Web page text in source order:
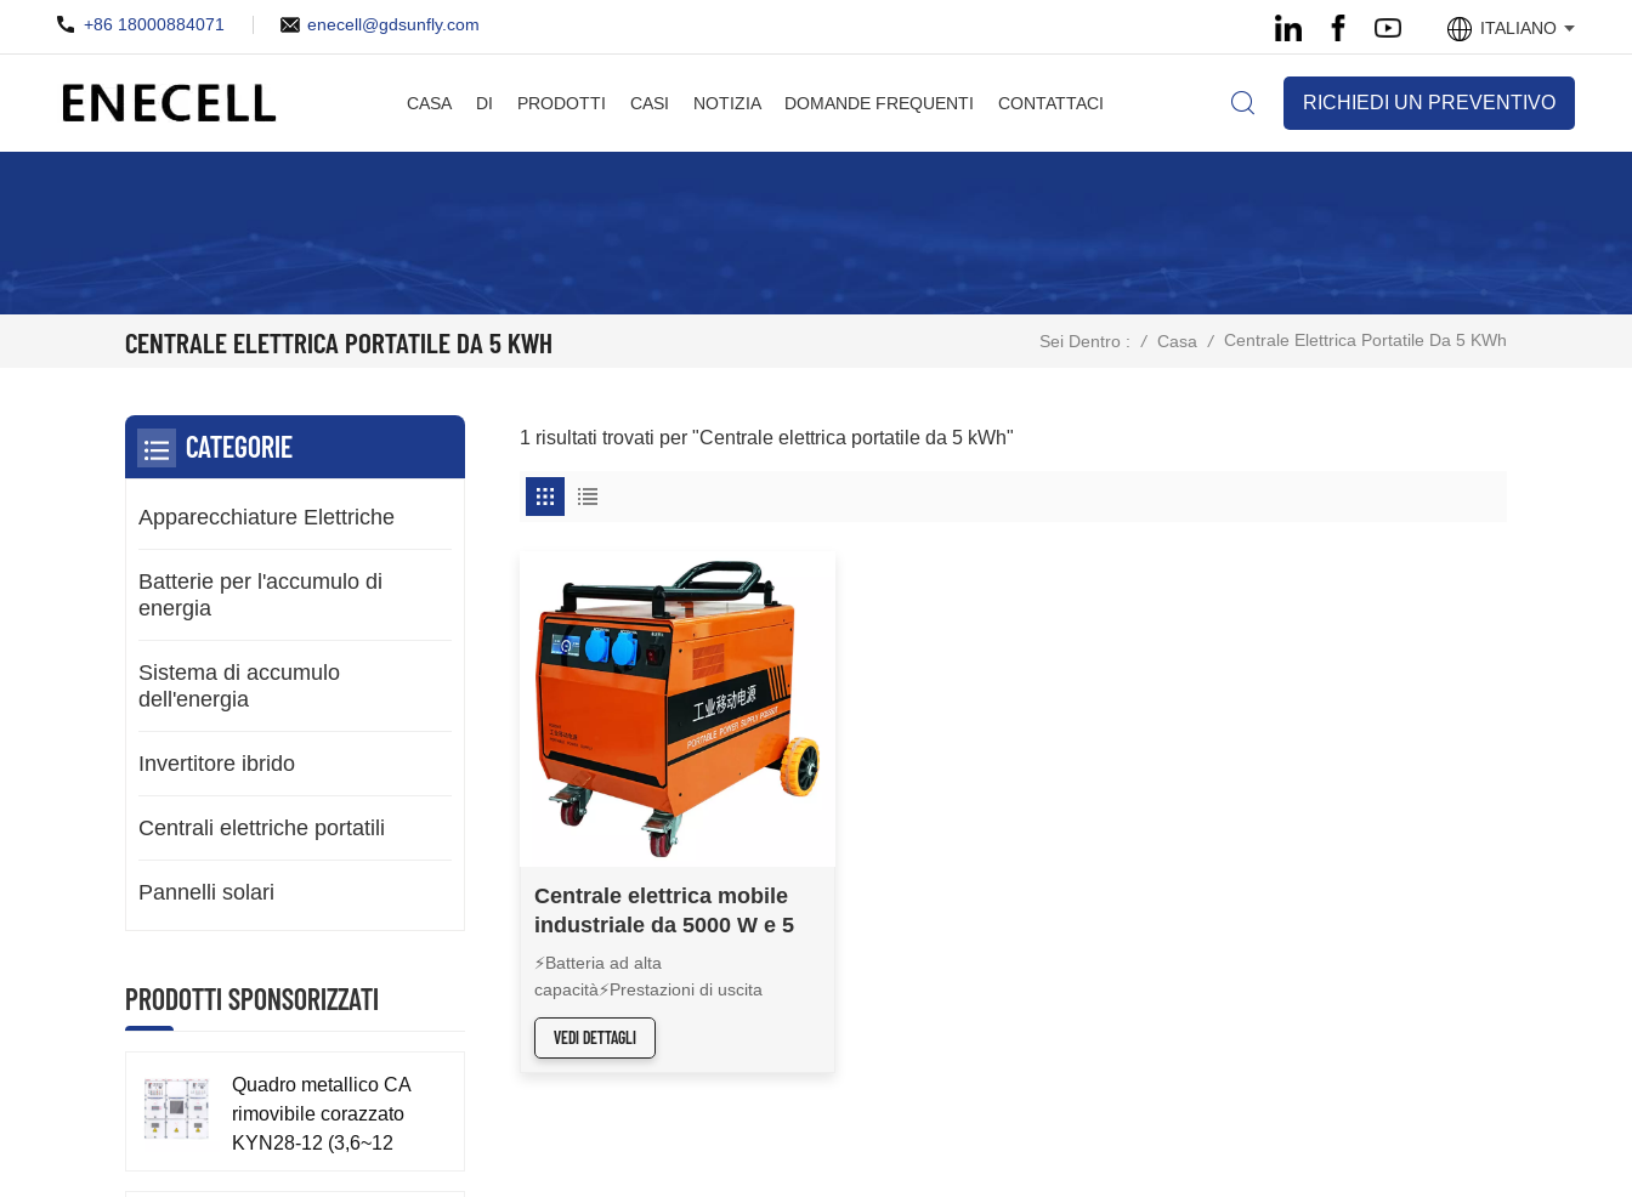
+86 18000884071 enecell@gdsunfly.com ITALIANO
CASA DI PRODOTTI CASI NOTIZIA DOMANDE FREQUENTI CONTATTACI RICHIEDI UN PREVENTIVO
CENTRALE ELETTRICA PORTATILE DA 5 KWH Sei Dentro : / Casa / Centrale Elettrica Portatile Da 5 KWh
1 risultati trovati per "Centrale elettrica portatile da 5 kWh"
Centrale elettrica mobile
industriale da 5000 W e 5
kWh adatta per lavori di
costruzione wireless e
operazioni in loco
⚡Batteria ad alta
capacità⚡Prestazioni di uscita
potenti⚡Robusta costruzione
interamente in acciaio⚡Resistenza a
VEDI DETTAGLI
CATEGORIE
Apparecchiature Elettriche
Batterie per l'accumulo di
energia
Sistema di accumulo
dell'energia
Invertitore ibrido
Centrali elettriche portatili
Pannelli solari
PRODOTTI SPONSORIZZATI
Quadro metallico CA
rimovibile corazzato
KYN28-12 (3,6~12